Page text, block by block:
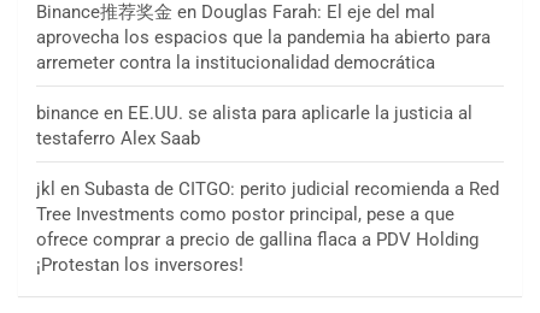
Binance推荐奖金 en Douglas Farah: El eje del mal
aprovecha los espacios que la pandemia ha abierto para
arremeter contra la institucionalidad democrática
binance en EE.UU. se alista para aplicarle la justicia al
testaferro Alex Saab
jkl en Subasta de CITGO: perito judicial recomienda a Red
Tree Investments como postor principal, pese a que
ofrece comprar a precio de gallina flaca a PDV Holding
¡Protestan los inversores!